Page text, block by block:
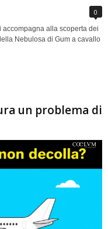
0
accompagna alla scoperta dei
Nebulosa di Gum a cavallo
un problema di